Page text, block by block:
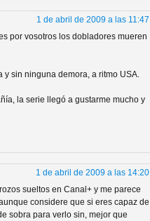
de
1 de abril de 2009 a las 11:47
por vosotros los dobladores mueren
sin ninguna demora, a ritmo USA.
la serie llegó a gustarme mucho y
1 de abril de 2009 a las 14:20
sueltos en Canal+ y me parece
considere que si eres capaz de
sobra para verlo sin, mejor que